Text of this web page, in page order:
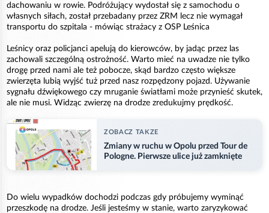
dachowaniu w rowie. Podróżujący wydostał się z samochodu o
własnych siłach, został przebadany przez ZRM lecz nie wymagał
transportu do szpitala - mówiąc strażacy z OSP Leśnica
Leśnicy oraz policjanci apelują do kierowców, by jadąc przez las
zachowali szczególną ostrożność. Warto mieć na uwadze nie tylko
drogę przed nami ale też pobocze, skąd bardzo często większe
zwierzęta lubią wyjść tuż przed nasz rozpędzony pojazd. Używanie
sygnału dźwiękowego czy mruganie światłami może przynieść skutek,
ale nie musi. Widząc zwierzę na drodze zredukujmy prędkość.
ZOBACZ TAKZE
Zmiany w ruchu w Opolu przed Tour de
Pologne. Pierwsze ulice już zamknięte
Do wielu wypadków dochodzi podczas gdy próbujemy wyminąć
przeszkodę na drodze. Jeśli jesteśmy w stanie, warto zaryzykować